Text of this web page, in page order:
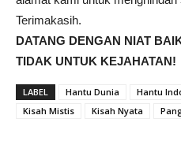
Terimakasih.
DATANG DENGAN NIAT
TIDAK UNTUK KEJAHATAN!
LABEL Hantu Dunia Hantu
Kisah Mistis
Kisah Nyata